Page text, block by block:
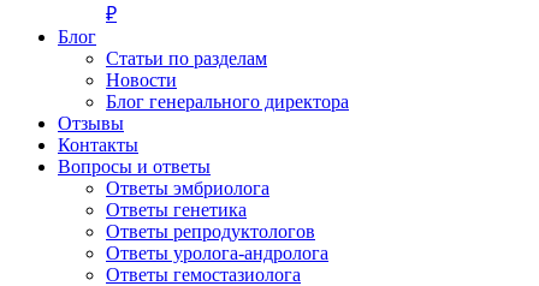
₽
Блог
Статьи по разделам
Новости
Блог генерального директора
Отзывы
Контакты
Вопросы и ответы
Ответы эмбриолога
Ответы генетика
Ответы репродуктологов
Ответы уролога-андролога
Ответы гемостазиолога